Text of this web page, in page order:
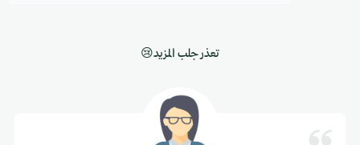
تعذر جلب المزيد😢